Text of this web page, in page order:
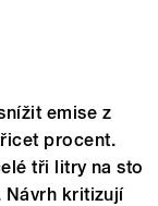
emise z
procent.
tři litry na sto
Návrh kritizují